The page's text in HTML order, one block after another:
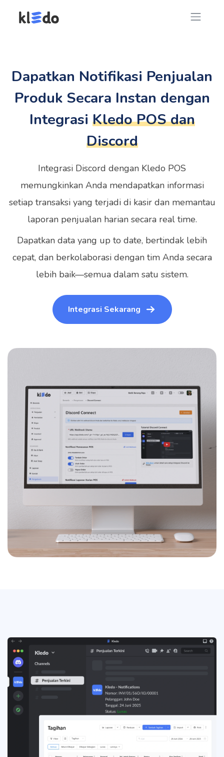
Dapatkan Notifikasi Penjualan
Produk Secara Instan dengan
Integrasi Kledo POS dan
Discord
Integrasi Discord dengan Kledo POS
memungkinkan Anda mendapatkan informasi
setiap transaksi yang terjadi di kasir dan memantau
laporan penjualan harian secara real time.
Dapatkan data yang up to date, bertindak lebih
cepat, dan berkolaborasi dengan tim Anda secara
lebih baik—semua dalam satu sistem.
Integrasi Sekarang